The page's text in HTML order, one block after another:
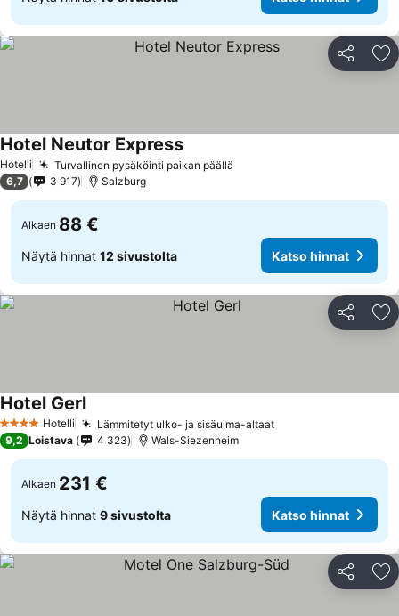
Jaa
Hotelli Turvallinen pysäköinti paikan päällä
Hotel Neutor Express
6,7 3 917 Salzburg
Alkaen 88 €
Näytä hinnat 12 sivustolta Katso hinnat
Jaa
4 Tähtiluokitus
Hotelli Lämmitetyt ulko- ja sisäuima-altaat
Hotel Gerl
9,2 Loistava 4 323 Wals-Siezenheim
Alkaen 231 €
Näytä hinnat 9 sivustolta Katso hinnat
Jaa